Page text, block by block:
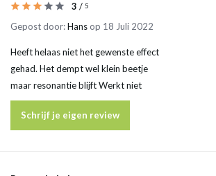
3 / 5
Gepost door:Hans op 18 Juli 2022
Heeft helaas niet het gewenste effect
gehad. Het dempt wel klein beetje
maar resonantie blijft Werkt niet
Schrijf je eigen review